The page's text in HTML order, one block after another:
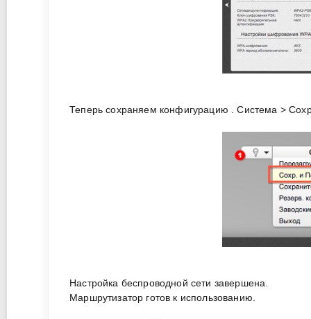
Теперь сохраняем конфигурацию . Система >
Настройка беспроводной сети завершена.
Маршрутизатор готов к использованию.